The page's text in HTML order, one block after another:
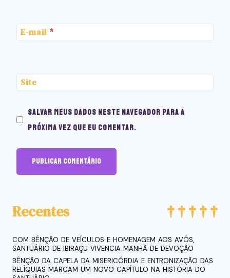
E-mail *
Site
Salvar meus dados neste navegador para a
próxima vez que eu comentar.
Recentes
COM BÊNÇÃO DE VEÍCULOS E HOMENAGEM AOS AVÓS,
SANTUÁRIO DE IBIRAÇU VIVENCIA MANHÃ DE DEVOÇÃO
BÊNÇÃO DA CAPELA DA MISERICÓRDIA E ENTRONIZAÇÃO DAS
RELÍQUIAS MARCAM UM NOVO CAPÍTULO NA HISTÓRIA DO